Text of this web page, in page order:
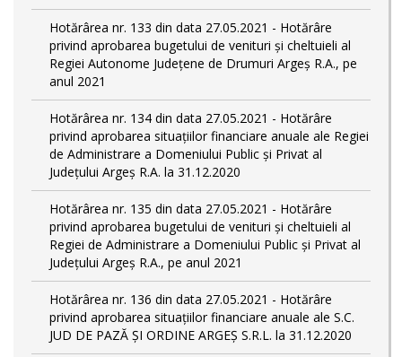
Hotărârea nr. 133 din data 27.05.2021 - Hotărâre
privind aprobarea bugetului de venituri și cheltuieli al
Regiei Autonome Județene de Drumuri Argeș R.A., pe
anul 2021
Hotărârea nr. 134 din data 27.05.2021 - Hotărâre
privind aprobarea situațiilor financiare anuale ale Regiei
de Administrare a Domeniului Public și Privat al
Județului Argeș R.A. la 31.12.2020
Hotărârea nr. 135 din data 27.05.2021 - Hotărâre
privind aprobarea bugetului de venituri și cheltuieli al
Regiei de Administrare a Domeniului Public și Privat al
Județului Argeș R.A., pe anul 2021
Hotărârea nr. 136 din data 27.05.2021 - Hotărâre
privind aprobarea situațiilor financiare anuale ale S.C.
JUD DE PAZĂ ȘI ORDINE ARGEȘ S.R.L. la 31.12.2020